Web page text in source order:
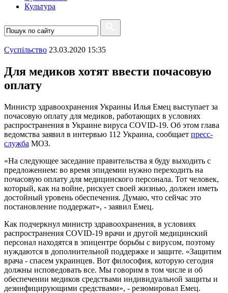
Культура
Суспiльство 23.03.2020 15:35
Для медиков хотят ввести почасовую
оплату
Министр здравоохранения Украины Илья Емец выступает за
почасовую оплату для медиков, работающих в условиях
распространения в Украине вируса COVID-19. Об этом глава
ведомства заявил в интервью 112 Украина, сообщает пресс-
служба МОЗ.
«На следующее заседание правительства я буду выходить с
предложением: во время эпидемии нужно переходить на
почасовую оплату для медицинского персонала. Тот человек,
который, как на войне, рискует своей жизнью, должен иметь
достойный уровень обеспечения. Думаю, что сейчас это
постановление поддержат», - заявил Емец.
Как подчеркнул министр здравоохранения, в условиях
распространения COVID-19 врачи и другой медицинский
персонал находятся в эпицентре борьбы с вирусом, поэтому
нуждаются в дополнительной поддержке и защите. «Защитим
врача - спасем украинцев. Вот философия, которую сегодня
должны исповедовать все. Мы говорим в том числе и об
обеспечении медиков средствами индивидуальной защиты и
дезинфицирующими средствами», - резюмировал Емец.